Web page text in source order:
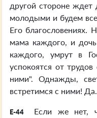
другой стороне ждет
молодыми и будем
Его благословениях.
мама каждого, и
каждого, умрут в
успокоятся от
ними". Однажды,
встретимся с ними! Да.
E-44
Если же нет,